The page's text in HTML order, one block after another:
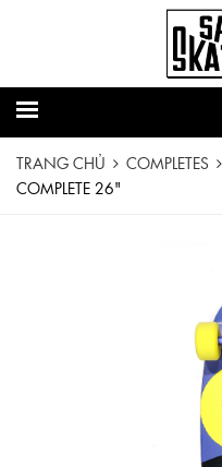
TRANG CHỦ COMPLETES
COMPLETE 26"